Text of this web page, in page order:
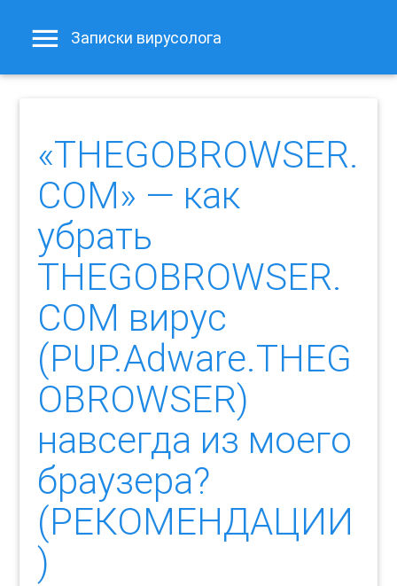
Записки вирусолога
«THEGOBROWSER.
COM» — как
убрать
THEGOBROWSER.
COM вирус
(PUP.Adware.THEG
OBROWSER)
навсегда из моего
браузера?
(РЕКОМЕНДАЦИИ
)